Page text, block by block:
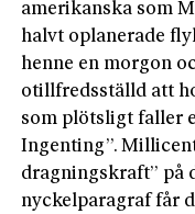
amerikanska som
halvt oplanerade
henne en morgon
otillfredsställd att
som plötsligt faller
Ingenting”.
dragningskraft” på
nyckelparagraf får